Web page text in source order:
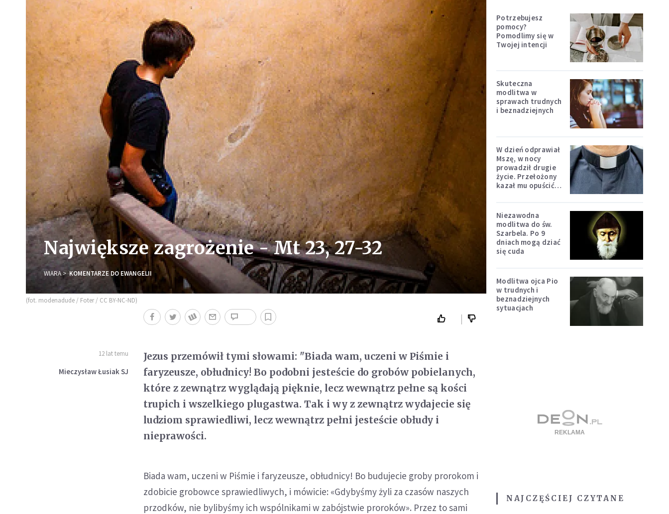
Największe zagrożenie - Mt 23, 27-32
WIARA KOMENTARZE DO EWANGELII
(fot. modenadude / Foter / CC BY-NC-ND)
12 lat temu
Mieczysław Łusiak SJ
Jezus przemówił tymi słowami: "Biada wam, uczeni w Piśmie i
faryzeusze, obłudnicy! Bo podobni jesteście do grobów pobielanych,
które z zewnątrz wyglądają pięknie, lecz wewnątrz pełne są kości
trupich i wszelkiego plugastwa. Tak i wy z zewnątrz wydajecie się
ludziom sprawiedliwi, lecz wewnątrz pełni jesteście obłudy i
nieprawości.
Biada wam, uczeni w Piśmie i faryzeusze, obłudnicy! Bo budujecie groby prorokom i
zdobicie grobowce sprawiedliwych, i mówicie: «Gdybyśmy żyli za czasów naszych
przodków, nie bylibyśmy ich wspólnikami w zabójstwie proroków». Przez to sami
Potrzebujesz
pomocy?
Pomodlimy się w
Twojej intencji
Skuteczna
modlitwa w
sprawach trudnych
i beznadziejnych
W dzień odprawiał
Mszę, w nocy
prowadził drugie
życie. Przełożony
kazał mu opuścić
Niezawodna
modlitwa do św.
Szarbela. Po 9
dniach mogą dziać
się cuda
Modlitwa ojca Pio
w trudnych i
beznadziejnych
sytuacjach
NAJCZĘŚCIEJ CZYTANE